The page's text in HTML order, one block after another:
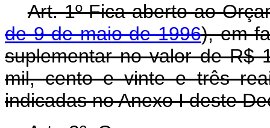
Art. 1º Fica aberto ao
de 9 de maio de 1996), em
suplementar no valor de R$
mil, cento e vinte e três
indicadas no Anexo I deste